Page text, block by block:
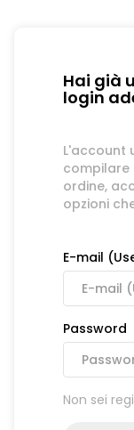
Hai già
login
L'account
compilare
ordine,
opzioni
E-mail
Password
Non sei